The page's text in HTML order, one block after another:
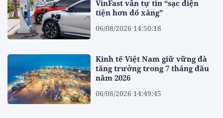
VinFast vẫn tự tin “sạc điện
tiện hơn đổ xăng”
06/08/2026 14:50:18
Kinh tế Việt Nam giữ vững đà
tăng trưởng trong 7 tháng đầu
năm 2026
06/08/2026 14:49:45